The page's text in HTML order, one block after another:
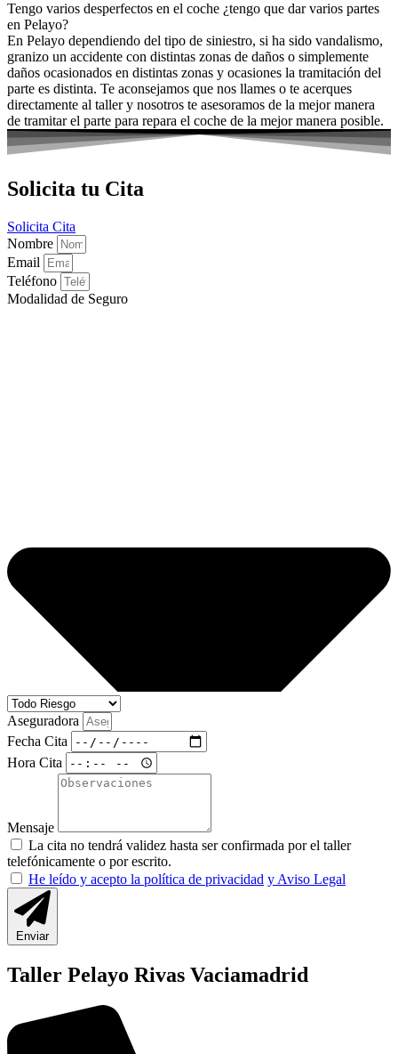
Tengo varios desperfectos en el coche ¿tengo que dar varios partes
en Pelayo?
En Pelayo dependiendo del tipo de siniestro, si ha sido vandalismo,
granizo un accidente con distintas zonas de daños o simplemente
daños ocasionados en distintas zonas y ocasiones la tramitación del
parte es distinta. Te aconsejamos que nos llames o te acerques
directamente al taller y nosotros te asesoramos de la mejor manera
de tramitar el parte para repara el coche de la mejor manera posible.
Solicita tu Cita
Solicita Cita
Nombre
Email
Teléfono
Modalidad de Seguro
Aseguradora
Fecha Cita
Hora Cita
Mensaje
La cita no tendrá validez hasta ser confirmada por el taller
telefónicamente o por escrito.
He leído y acepto la política de privacidad y Aviso Legal
Enviar
Taller Pelayo Rivas Vaciamadrid